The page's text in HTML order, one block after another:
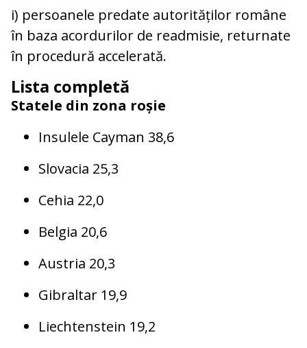
i) persoanele predate autorităților române
în baza acordurilor de readmisie, returnate
în procedură accelerată.
Lista completă
Statele din zona roșie
Insulele Cayman 38,6
Slovacia 25,3
Cehia 22,0
Belgia 20,6
Austria 20,3
Gibraltar 19,9
Liechtenstein 19,2